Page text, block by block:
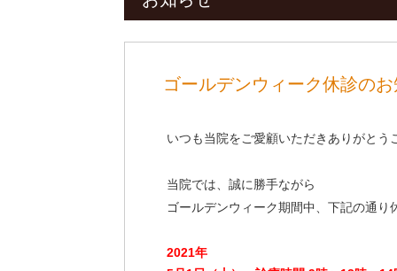
ゴールデンウィーク休診の
いつも当院をご愛顧いただきありがとう
当院では、誠に勝手ながら
ゴールデンウィーク期間中、下記の通
2021年